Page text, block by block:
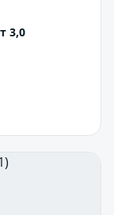
3,0